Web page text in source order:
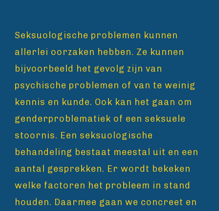
Seksuologische problemen kunnen
allerlei oorzaken hebben. Ze kunnen
bijvoorbeeld het gevolg zijn van
psychische problemen of van te weinig
kennis en kunde. Ook kan het gaan om
genderproblematiek of een seksuele
stoornis. Een seksuologische
behandeling bestaat meestal uit en een
aantal gesprekken. Er wordt bekeken
welke factoren het probleem in stand
houden. Daarmee gaan we concreet en